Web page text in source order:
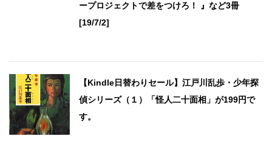
ープロジェクトで差をつけろ！ 』など3冊
[19/7/2]
【Kindle日替わりセール】江戸川乱歩・少年探
偵シリーズ（１）「怪人二十面相」が199円で
す。